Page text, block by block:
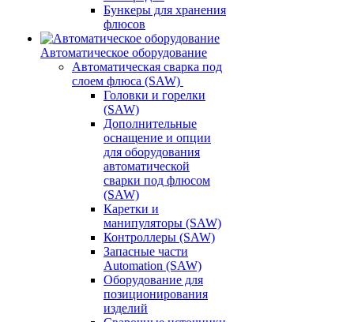
Бункеры для хранения
флюсов
Автоматическое оборудование
Автоматическая сварка под
слоем флюса (SAW)
Головки и горелки
(SAW)
Дополнительные
оснащение и опции
для оборудования
автоматической
сварки под флюсом
(SAW)
Каретки и
манипуляторы (SAW)
Контроллеры (SAW)
Запасные части
Automation (SAW)
Оборудование для
позиционирования
изделий